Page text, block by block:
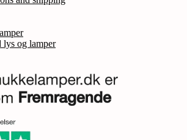
lys og lamper